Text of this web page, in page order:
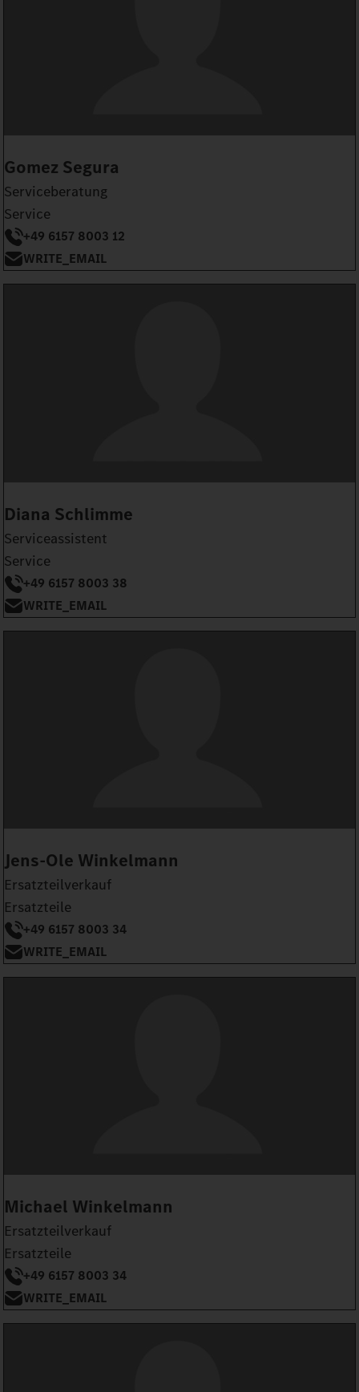
Gomez Segura
Serviceberatung
Service
+49 6157 8003 12
WRITE_EMAIL
Diana Schlimme
Serviceassistent
Service
+49 6157 8003 38
WRITE_EMAIL
Jens-Ole Winkelmann
Ersatzteilverkauf
Ersatzteile
+49 6157 8003 34
WRITE_EMAIL
Michael Winkelmann
Ersatzteilverkauf
Ersatzteile
+49 6157 8003 34
WRITE_EMAIL